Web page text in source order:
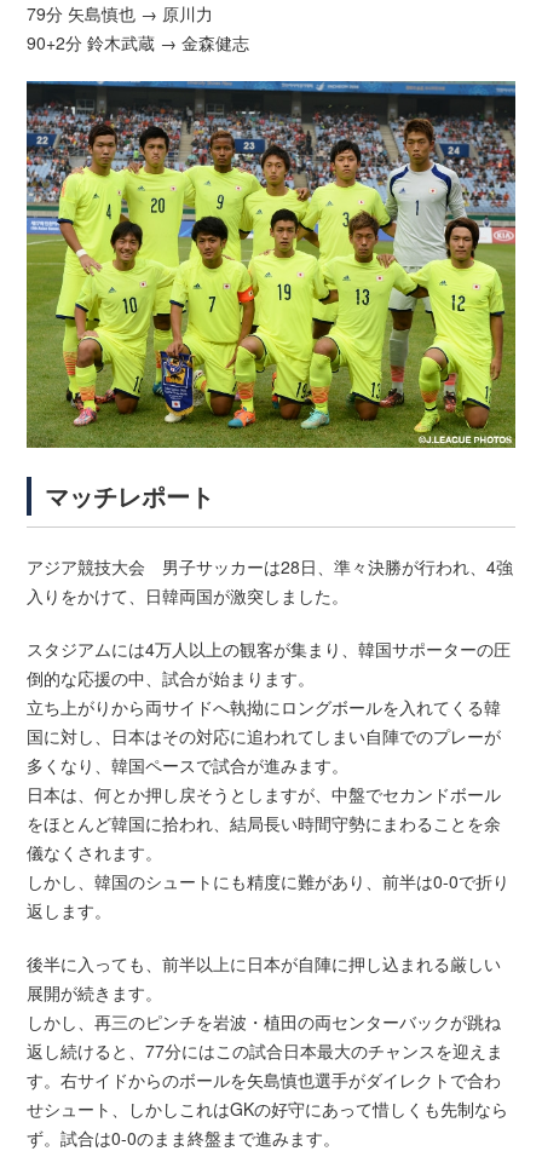
79分 矢島慎也 → 原川力
90+2分 鈴木武蔵 → 金森健志
マッチレポート
アジア競技大会 男子サッカーは28日、準々決勝が行われ、4強
入りをかけて、日韓両国が激突しました。
スタジアムには4万人以上の観客が集まり、韓国サポーターの圧
倒的な応援の中、試合が始まります。
立ち上がりから両サイドへ執拗にロングボールを入れてくる韓
国に対し、日本はその対応に追われてしまい自陣でのプレーが
多くなり、韓国ペースで試合が進みます。
日本は、何とか押し戻そうとしますが、中盤でセカンドボール
をほとんど韓国に拾われ、結局長い時間守勢にまわることを余
儀なくされます。
しかし、韓国のシュートにも精度に難があり、前半は0-0で折り
返します。
後半に入っても、前半以上に日本が自陣に押し込まれる厳しい
展開が続きます。
しかし、再三のピンチを岩波・植田の両センターバックが跳ね
返し続けると、77分にはこの試合日本最大のチャンスを迎えま
す。右サイドからのボールを矢島慎也選手がダイレクトで合わ
せシュート、しかしこれはGKの好守にあって惜しくも先制なら
ず。試合は0-0のまま終盤まで進みます。